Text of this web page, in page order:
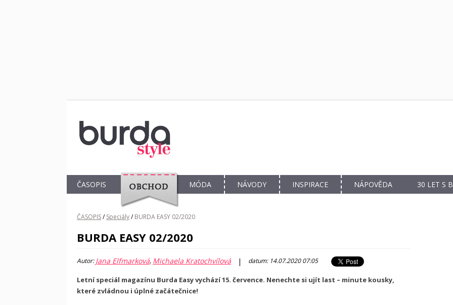
ČASOPIS
OBCHOD
MÓDA NÁVODY INSPIRACE NÁPOVĚDA 30 LET S
ČASOPIS/ Speciály/ BURDA EASY 02/2020
BURDA EASY 02/2020
Autor:Jana Elfmarková, Michaela Kratochvílová | datum: 14.07.2020 07:05
Letní speciál magazínu Burda Easy vychází 15. července. Nenechte si ujít last – minute kousky,
které zvládnou i úplné začátečnice!